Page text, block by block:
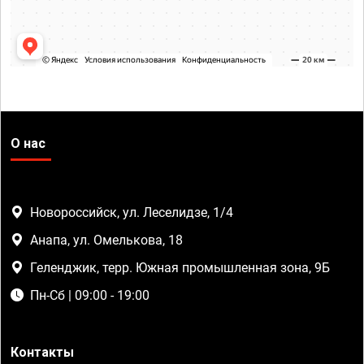
О нас
Новороссийск, ул. Леселидзе, 1/4
Анапа, ул. Омелькова, 18
Геленджик, терр. Южная промышленная зона, 9Б
Пн-Сб | 09:00 - 19:00
Контакты